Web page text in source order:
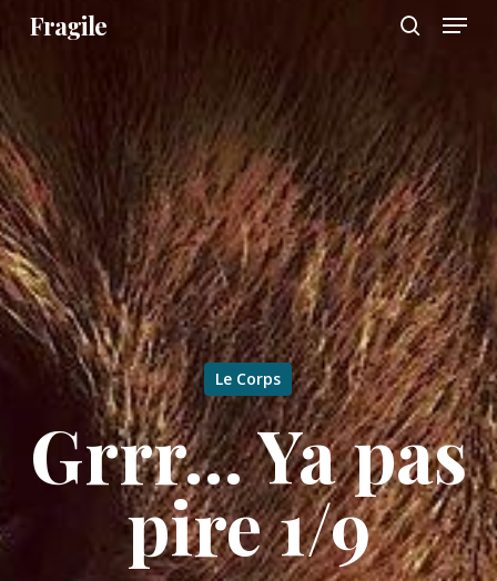
Skip
content
Fragile Menu
Le Corps
Grrr… Ya pas
pire 1/9